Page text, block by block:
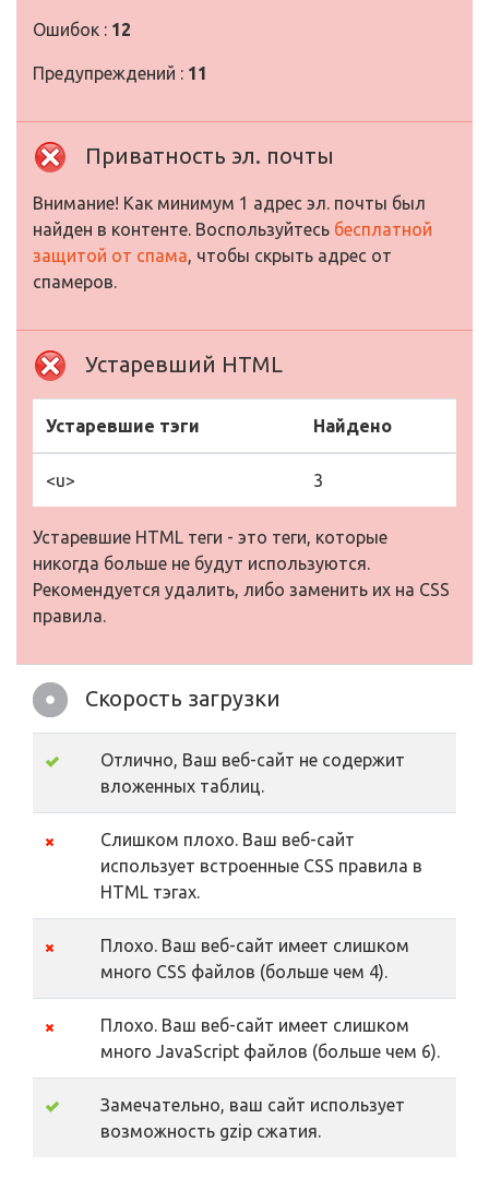
Ошибок : 12
Предупреждений : 11
Приватность эл. почты
Внимание! Как минимум 1 адрес эл. почты был
найден в контенте. Воспользуйтесь бесплатной
защитой от спама, чтобы скрыть адрес от
спамеров.
Устаревший HTML
Устаревшие тэги Найдено
<u> 3
Устаревшие HTML теги - это теги, которые
никогда больше не будут используются.
Рекомендуется удалить, либо заменить их на CSS
правила.
Скорость загрузки
Отлично, Ваш веб-сайт не содержит
вложенных таблиц.
Слишком плохо. Ваш веб-сайт
использует встроенные CSS правила в
HTML тэгах.
Плохо. Ваш веб-сайт имеет слишком
много CSS файлов (больше чем 4).
Плохо. Ваш веб-сайт имеет слишком
много JavaScript файлов (больше чем 6).
Замечательно, ваш сайт использует
возможность gzip сжатия.